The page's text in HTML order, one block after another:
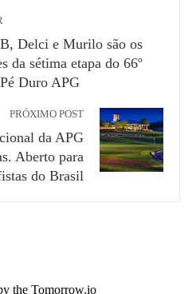
Delci e Murilo são os
da sétima etapa do 66º
Duro APG
PRÓXIMO POST
da APG
Aberto para
do Brasil